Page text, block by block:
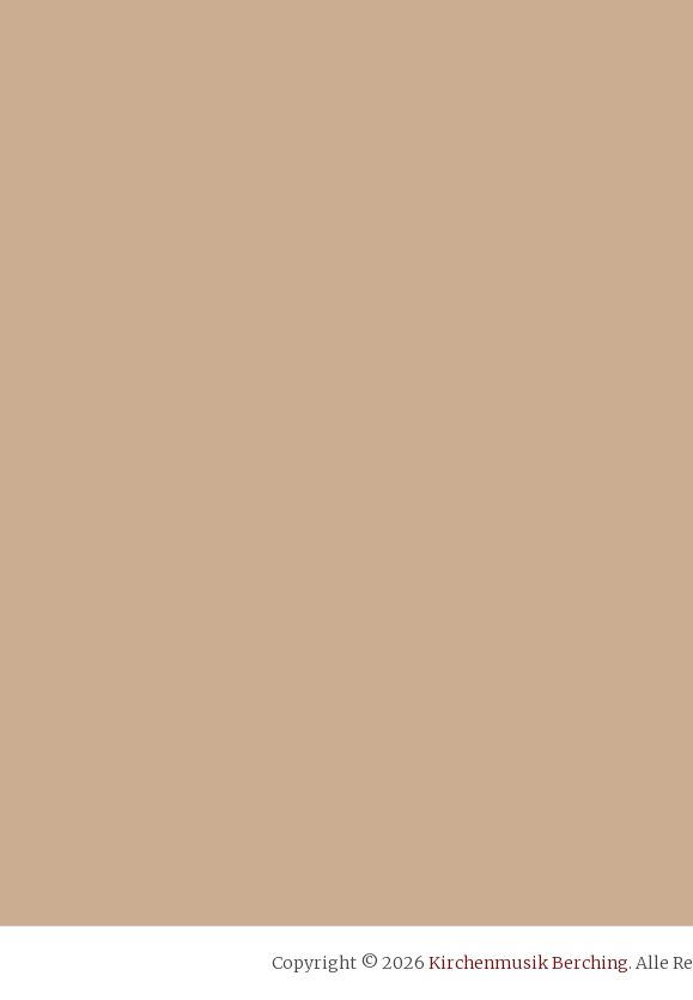
Copyright © 2026 Kirchenmusik Berching. Alle